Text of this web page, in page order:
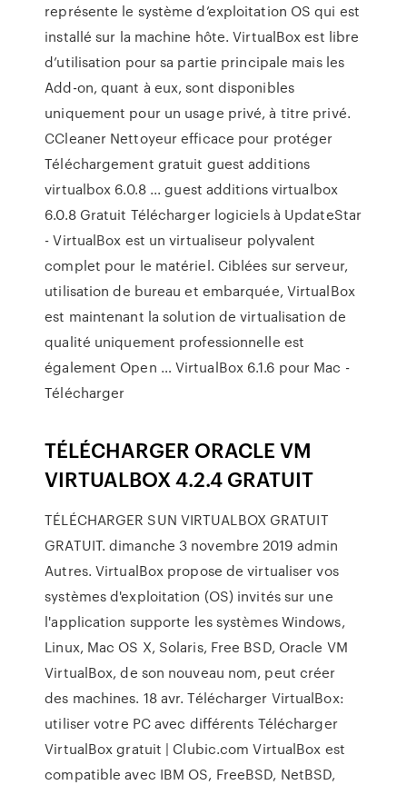
représente le système d’exploitation OS qui est
installé sur la machine hôte. VirtualBox est libre
d’utilisation pour sa partie principale mais les
Add-on, quant à eux, sont disponibles
uniquement pour un usage privé, à titre privé.
CCleaner Nettoyeur efficace pour protéger
Téléchargement gratuit guest additions
virtualbox 6.0.8 ... guest additions virtualbox
6.0.8 Gratuit Télécharger logiciels à UpdateStar
- VirtualBox est un virtualiseur polyvalent
complet pour le matériel. Ciblées sur serveur,
utilisation de bureau et embarquée, VirtualBox
est maintenant la solution de virtualisation de
qualité uniquement professionnelle est
également Open … VirtualBox 6.1.6 pour Mac -
Télécharger
TÉLÉCHARGER ORACLE VM
VIRTUALBOX 4.2.4 GRATUIT
TÉLÉCHARGER SUN VIRTUALBOX GRATUIT
GRATUIT. dimanche 3 novembre 2019 admin
Autres. VirtualBox propose de virtualiser vos
systèmes d'exploitation (OS) invités sur une
l'application supporte les systèmes Windows,
Linux, Mac OS X, Solaris, Free BSD, Oracle VM
VirtualBox, de son nouveau nom, peut créer
des machines. 18 avr. Télécharger VirtualBox:
utiliser votre PC avec différents Télécharger
VirtualBox gratuit | Clubic.com VirtualBox est
compatible avec IBM OS, FreeBSD, NetBSD,